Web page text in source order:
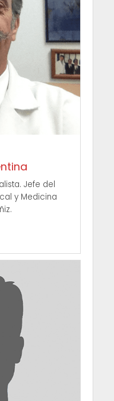
Jefe del
y Medicina